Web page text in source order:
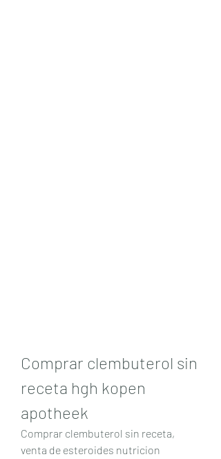
Comprar clembuterol sin
receta hgh kopen
apotheek
Comprar clembuterol sin receta,
venta de esteroides nutricion